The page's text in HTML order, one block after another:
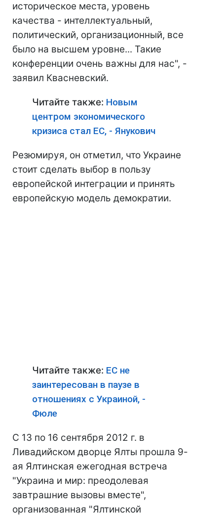
историческое места, уровень
качества - интеллектуальный,
политический, организационный, все
было на высшем уровне... Такие
конференции очень важны для нас", -
заявил Квасневский.
Читайте также: Новым
центром экономического
кризиса стал ЕС, - Янукович
Резюмируя, он отметил, что Украине
стоит сделать выбор в пользу
европейской интеграции и принять
европейскую модель демократии.
Читайте также: ЕС не
заинтересован в паузе в
отношениях с Украиной, -
Фюле
С 13 по 16 сентября 2012 г. в
Ливадийском дворце Ялты прошла 9-
ая Ялтинская ежегодная встреча
"Украина и мир: преодолевая
завтрашние вызовы вместе",
организованная "Ялтинской